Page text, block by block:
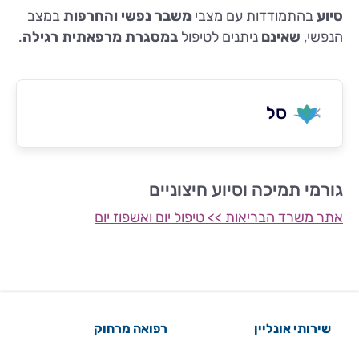
סיועבהתמודדות עם מצבי משבר נפשי והחרפותבמצב
הנפשי, שאינם ניתנים לטיפול במסגרת מרפאתית רגילה.
סל
גורמי תמיכה וסיוע חיצוניים
אתר משרד הבריאות >> טיפול יום ואשפוז יום
שירותי אונליין רפואה מרחוק